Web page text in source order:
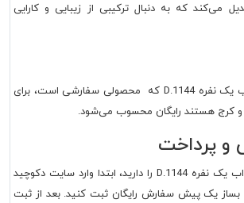
می‌کند که به دنبال ترکیبی از زیبایی و کارایی
هزینه ارسال تخت خواب یک نفره D.1144 که محصولی سفارشی است، برای
و کرج هستند رایگان محسوب می‌شود.
و پرداخت
اگر قصد خرید تخت خواب یک نفره D.1144 را دارید، ابتدا وارد سایت دکوچید
یک پیش سفارش رایگان ثبت کنید. بعد از ثبت